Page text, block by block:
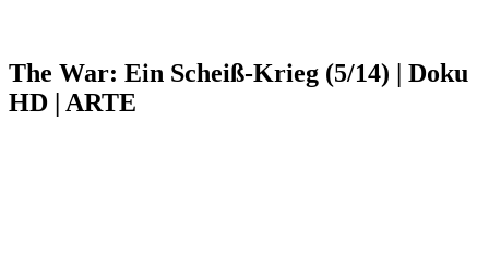
The War: Ein Scheiß-Krieg (5/14) | Doku
HD | ARTE